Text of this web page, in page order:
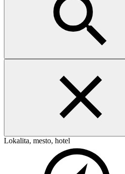
Lokalita, mesto, hotel